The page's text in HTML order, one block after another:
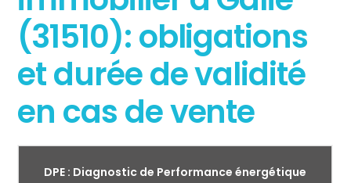
(31510): obligations
et durée de validité
en cas de vente
DPE : Diagnostic de Performance énergétique